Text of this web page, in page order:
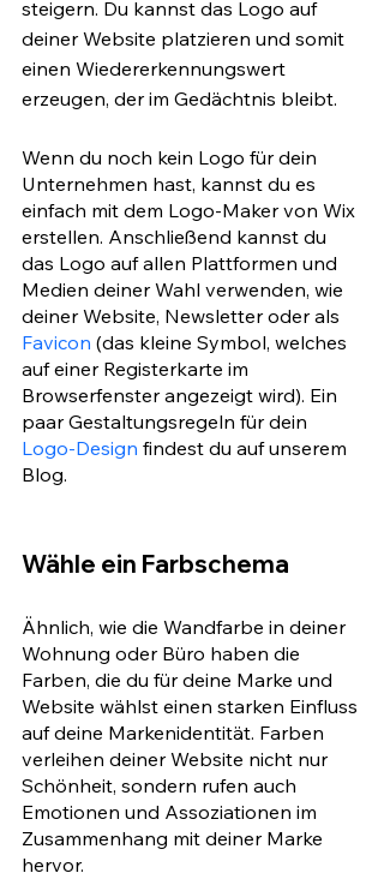
steigern. Du kannst das Logo auf
deiner Website platzieren und somit
einen Wiedererkennungswert
erzeugen, der im Gedächtnis bleibt.
Wenn du noch kein Logo für dein
Unternehmen hast, kannst du es
einfach mit dem Logo-Maker von Wix
erstellen. Anschließend kannst du
das Logo auf allen Plattformen und
Medien deiner Wahl verwenden, wie
deiner Website, Newsletter oder als
Favicon (das kleine Symbol, welches
auf einer Registerkarte im
Browserfenster angezeigt wird). Ein
paar Gestaltungsregeln für dein
Logo-Design findest du auf unserem
Blog.
Wähle ein Farbschema
Ähnlich, wie die Wandfarbe in deiner
Wohnung oder Büro haben die
Farben, die du für deine Marke und
Website wählst einen starken Einfluss
auf deine Markenidentität. Farben
verleihen deiner Website nicht nur
Schönheit, sondern rufen auch
Emotionen und Assoziationen im
Zusammenhang mit deiner Marke
hervor.